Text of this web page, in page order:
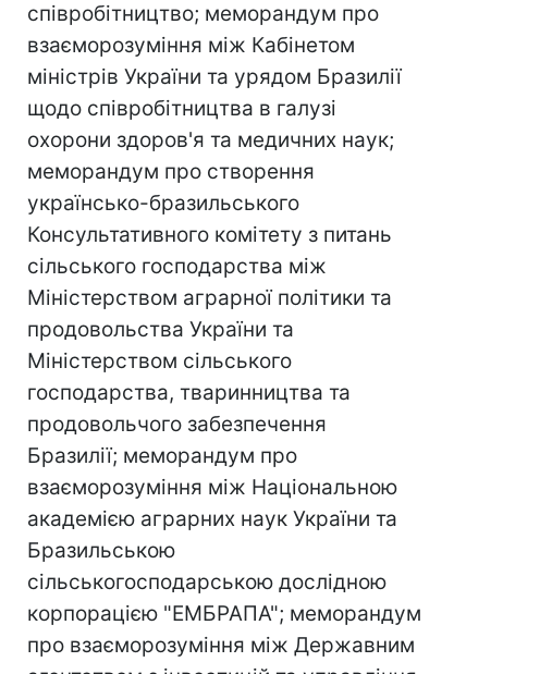
співробітництво; меморандум про
взаєморозуміння між Кабінетом
міністрів України та урядом Бразилії
щодо співробітництва в галузі
охорони здоров'я та медичних наук;
меморандум про створення
українсько-бразильського
Консультативного комітету з питань
сільського господарства між
Міністерством аграрної політики та
продовольства України та
Міністерством сільського
господарства, тваринництва та
продовольчого забезпечення
Бразилії; меморандум про
взаєморозуміння між Національною
академією аграрних наук України та
Бразильською
сільськогосподарською дослідною
корпорацією "ЕМБРАПА"; меморандум
про взаєморозуміння між Державним